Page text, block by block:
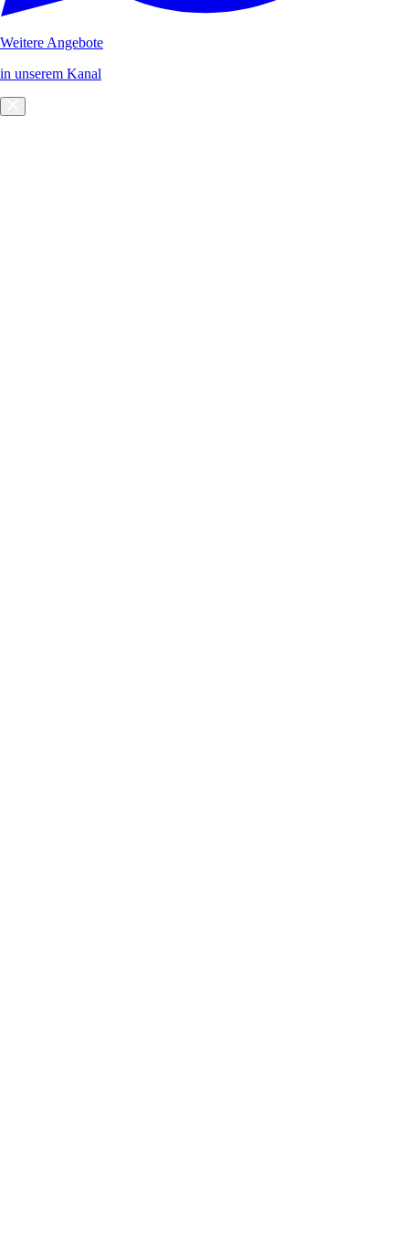
Weitere Angebote
in unserem Kanal